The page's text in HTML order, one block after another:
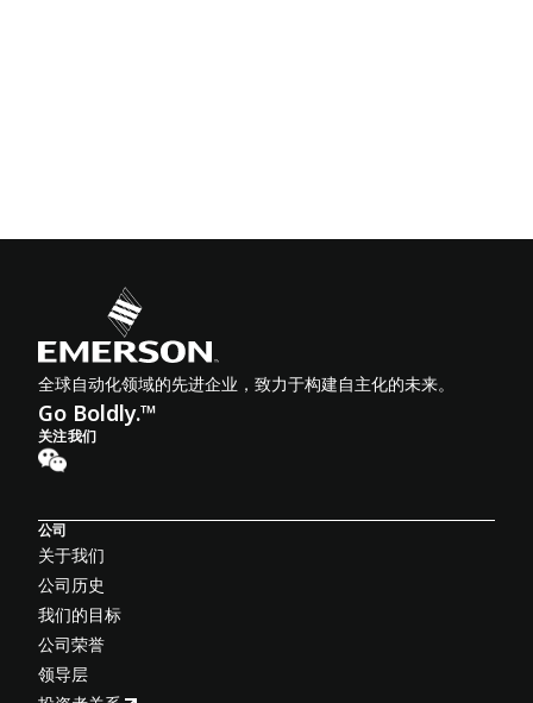
全球自动化领域的先进企业，致力于构建自主化的未来。
Go Boldly.™
关注我们
公司
关于我们
公司历史
我们的目标
公司荣誉
领导层